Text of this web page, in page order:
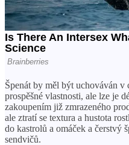
Špenát by měl být uchováván v
prospěšné vlastnosti, ale lze je
zakoupením již zmrazeného
ale ztratí se textura a hustota
do kastrolů a omáček a čerstvý
sendvičů.